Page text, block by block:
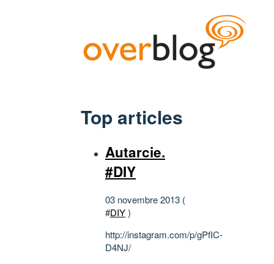
Top articles
Autarcie.
#DIY
03 novembre 2013 (
#DIY)
http://instagram.com/p/gPfIC-
D4NJ/